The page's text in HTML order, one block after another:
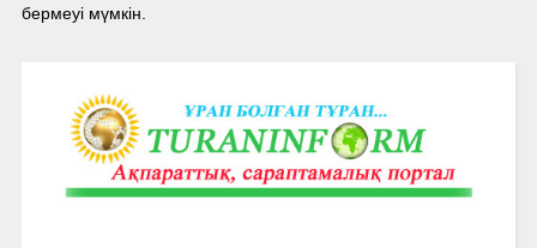
бермеуі мүмкін.